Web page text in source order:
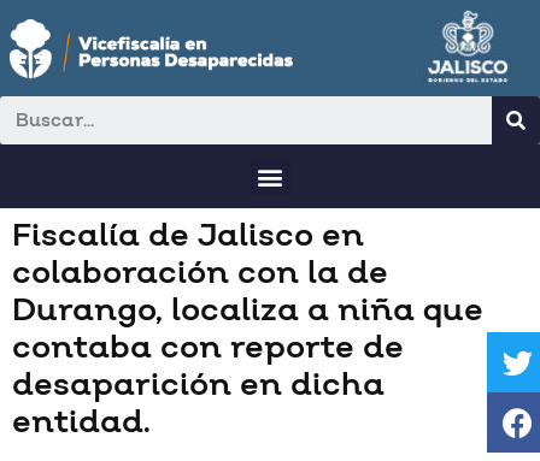
Fiscalía de Jalisco en
colaboración con la de
Durango, localiza a niña que
contaba con reporte de
desaparición en dicha
entidad.